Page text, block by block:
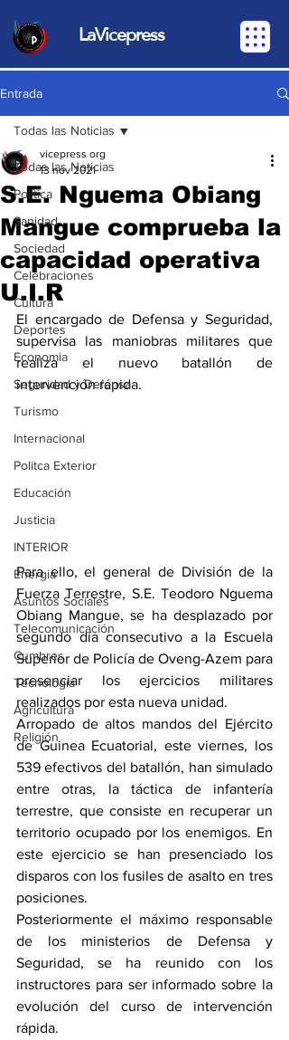
LaVicepress
Entrada
Todas las Noticias
Política
Sanidad
Sociedad
Celebraciones
Cultura
Deportes
Economia
Seguridad y Defensa
Turismo
Internacional
Politca Exterior
Educación
Justicia
INTERIOR
Energia
Asuntos Sociales
Telecomunicación
Cumbres
Tecnología
Agricultura
Religión
Todas las Noticias
S.E. Nguema Obiang
Mangue comprueba la
capacidad operativa
U.I.R
vicepress org
13 nov 2021
El encargado de Defensa y Seguridad,
supervisa las maniobras militares que
realiza el nuevo batallón de
intervención rápida.
Para ello, el general de División de la
Fuerza Terrestre, S.E. Teodoro Nguema
Obiang Mangue, se ha desplazado por
segundo día consecutivo a la Escuela
Superior de Policía de Oveng-Azem para
presenciar los ejercicios militares
realizados por esta nueva unidad.
Arropado de altos mandos del Ejército
de Guinea Ecuatorial, este viernes, los
539 efectivos del batallón, han simulado
entre otras, la táctica de infantería
terrestre, que consiste en recuperar un
territorio ocupado por los enemigos. En
este ejercicio se han presenciado los
disparos con los fusiles de asalto en tres
posiciones.
Posteriormente el máximo responsable
de los ministerios de Defensa y
Seguridad, se ha reunido con los
instructores para ser informado sobre la
evolución del curso de intervención
rápida.